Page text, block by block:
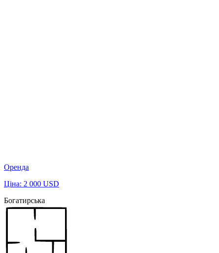
Оренда
Ціна: 2 000 USD
Богатирська